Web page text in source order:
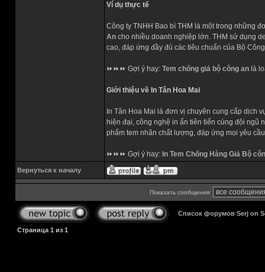
Ví dụ thực tế
Công ty TNHH Bao bì THM là một trong những
An cho nhiều doanh nghiệp lớn. THM sử dụng
cao, đáp ứng đầy đủ các tiêu chuẩn của Bộ
⏩⏩⏩ Gợi ý hay: Tem chống giả bộ công an là
Giới thiệu về In Tân Hoa Mai
In Tân Hoa Mai là đơn vị chuyên cung cấp dịch
hiện đại, công nghệ in ấn tiên tiến cùng đội ngũ
phẩm tem nhãn chất lượng, đáp ứng mọi yêu
⏩⏩⏩ Gợi ý hay: In Tem Chống Hàng Giả Bộ
Вернуться к началу
Показать сообщения:
Список форумов Serj on
Страница 1 из 1